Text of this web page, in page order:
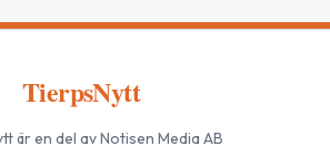
TierpsNytt
är en del av Notisen Media AB